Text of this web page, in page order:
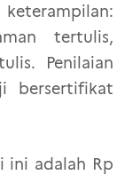
tertulis,
Penilaian
bersertifikat
ini adalah Rp